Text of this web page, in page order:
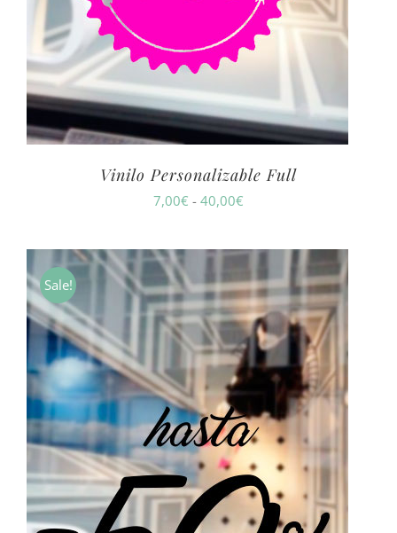
PUEDEN
EN
LA
PÁGINA
DE
Vinilo Personalizable Full
7,00€ - 40,00€
precios:
desde
7,00€
hasta
40,00€
Sale!
ESTE
PRODUCTO
TIENE